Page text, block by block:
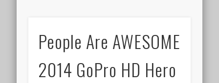
People Are AWESOME
2014 GoPro HD Hero